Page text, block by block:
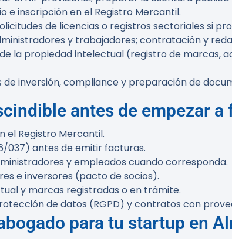
e inscripción en el Registro Mercantil.
de licencias o registros sectoriales si
y trabajadores; contratación y
la propiedad intelectual (registro de marcas,
inversión, compliance y preparación de
antes de empezar a
el Registro Mercantil.
037) antes de emitir facturas.
y empleados cuando corresponda.
e inversores (pacto de socios).
y marcas registradas o en trámite.
de datos (RGPD) y contratos con
para tu startup en